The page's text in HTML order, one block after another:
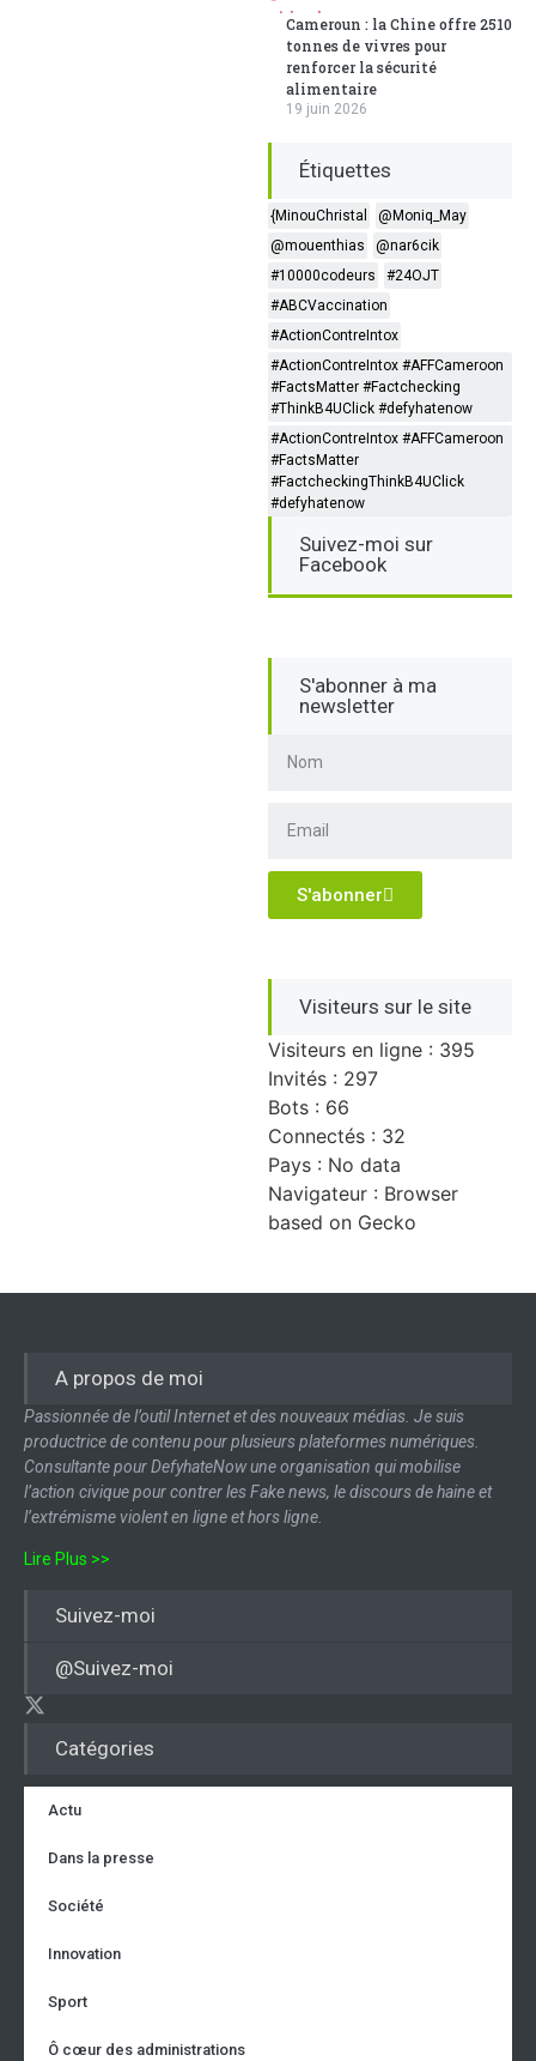
Cameroun : la Chine offre 2510
tonnes de vivres pour
renforcer la sécurité
alimentaire
19 juin 2026
Étiquettes
{MinouChristal
@Moniq_May
@mouenthias
@nar6cik
#10000codeurs
#24OJT
#ABCVaccination
#ActionContreIntox
#ActionContreIntox #AFFCameroon
#FactsMatter #Factchecking
#ThinkB4UClick #defyhatenow
#ActionContreIntox #AFFCameroon
#FactsMatter
#FactcheckingThinkB4UClick
#defyhatenow
Suivez-moi sur
Facebook
S'abonner à ma
newsletter
S'abonner
Visiteurs sur le site
Visiteurs en ligne : 395
Invités : 297
Bots : 66
Connectés : 32
Pays : No data
Navigateur : Browser
based on Gecko
Catégories
Actu
Dans la presse
Société
Innovation
Sport
Ô cœur des administrations
A propos de moi
Passionnée de l’outil Internet et des nouveaux médias. Je suis
productrice de contenu pour plusieurs plateformes numériques.
Consultante pour DefyhateNow une organisation qui mobilise
l’action civique pour contrer les Fake news, le discours de haine et
l’extrémisme violent en ligne et hors ligne.
Lire Plus >>
Suivez-moi
@Suivez-moi